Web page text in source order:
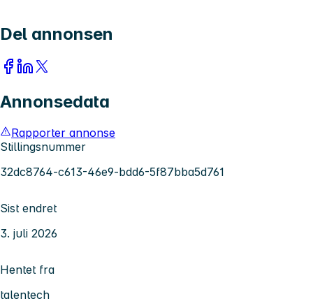
Del annonsen
Annonsedata
Rapporter annonse
Stillingsnummer
32dc8764-c613-46e9-bdd6-5f87bba5d761
Sist endret
3. juli 2026
Hentet fra
talentech